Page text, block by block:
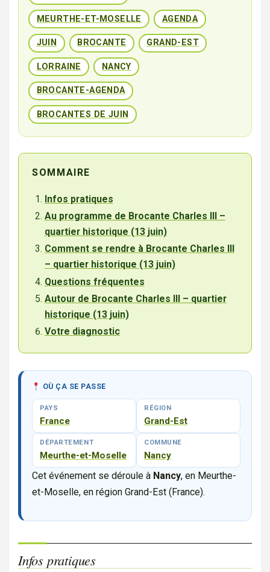
MEURTHE-ET-MOSELLE AGENDA
JUIN BROCANTE GRAND-EST
LORRAINE NANCY
BROCANTE-AGENDA
BROCANTES DE JUIN
SOMMAIRE
Infos pratiques
Au programme de Brocante Charles III –
quartier historique (13 juin)
Comment se rendre à Brocante Charles III
– quartier historique (13 juin)
Questions fréquentes
Autour de Brocante Charles III – quartier
historique (13 juin)
Votre diagnostic
OÙ ÇA SE PASSE
PAYS
France
RÉGION
Grand-Est
DÉPARTEMENT
Meurthe-et-Moselle
COMMUNE
Nancy
Cet événement se déroule à Nancy, en Meurthe-
et-Moselle, en région Grand-Est (France).
Infos pratiques